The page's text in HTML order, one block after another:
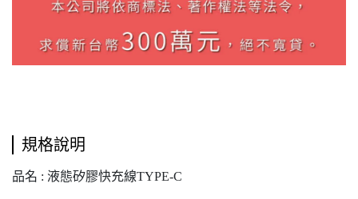
規格說明
品名 : 液態矽膠快充線TYPE-C